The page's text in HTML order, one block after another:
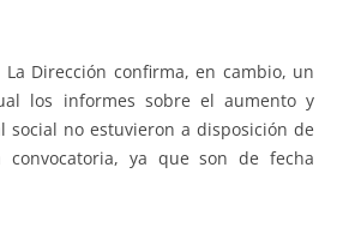
confirma, en cambio, un
los informes sobre el aumento y
social no estuvieron a disposición de
convocatoria, ya que son de fecha